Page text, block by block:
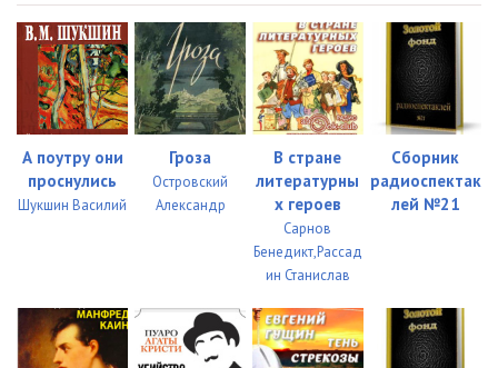
А поутру они
проснулись
Шукшин Василий
Гроза
Островский
Александр
В стране
литературны
х героев
Сарнов
Бенедикт,Рассад
ин Станислав
Сборник
радиоспектак
лей №21